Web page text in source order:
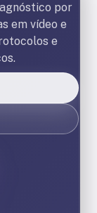
por
em vídeo e
e